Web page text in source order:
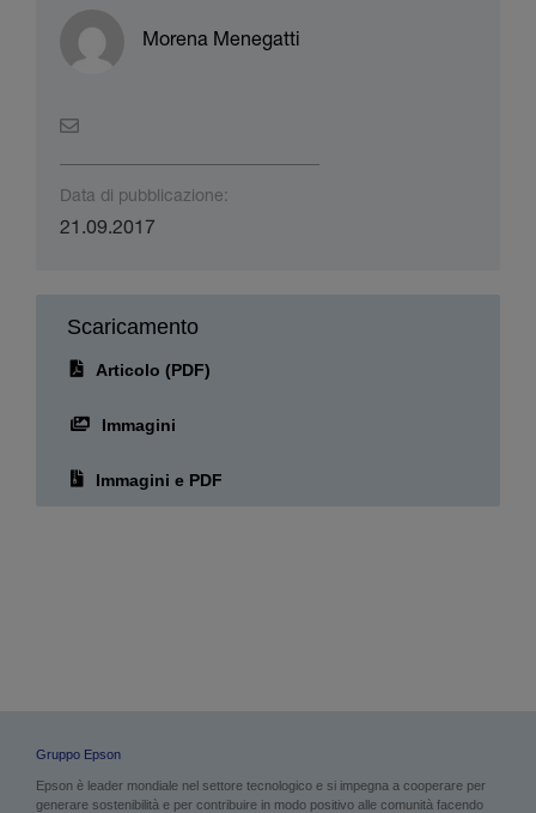
Morena Menegatti
Data di pubblicazione:
21.09.2017
Scaricamento
Articolo (PDF)
Immagini
Immagini e PDF
Gruppo Epson
Epson è leader mondiale nel settore tecnologico e si impegna a cooperare per
generare sostenibilità e per contribuire in modo positivo alle comunità facendo